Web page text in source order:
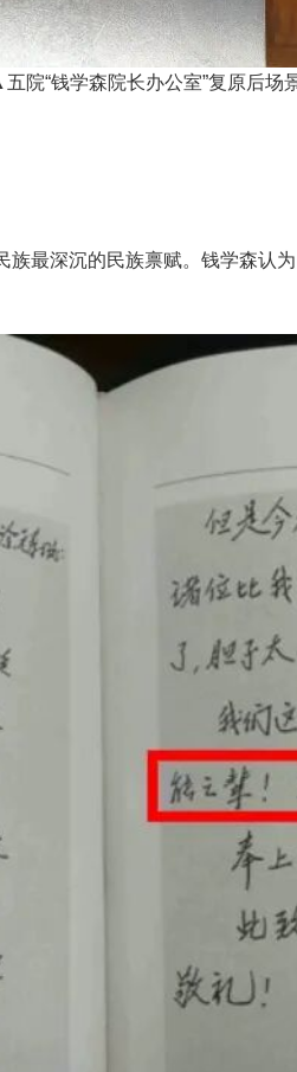
院“钱学森院长办公室”复原后场
最深沉的民族禀赋。钱学森认